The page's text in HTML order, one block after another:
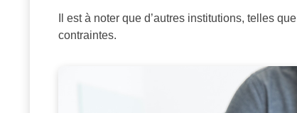
Il est à noter que d’autres institutions, telles
contraintes.